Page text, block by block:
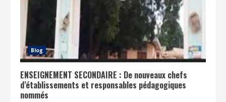
Blog
ENSEIGNEMENT SECONDAIRE : De nouveaux chefs
d’établissements et responsables pédagogiques
nommés